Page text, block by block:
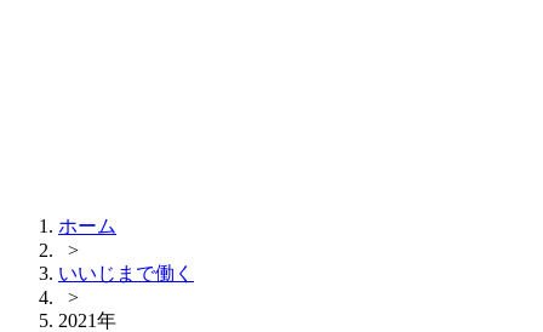
ホーム
>
いいじまで働く
>
2021年